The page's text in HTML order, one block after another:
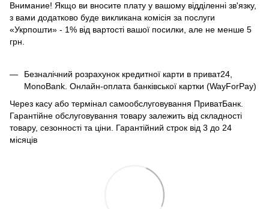
Внимание! Якщо ви вносите плату у вашому відділенні зв'язку,
з вами додатково буде викликана комісія за послуги
«Укрпошти» - 1% від вартості вашої посилки, але не менше 5
грн.
Безналічний розрахунок кредитної карти в приват24,
MonoBank. Онлайн-оплата банківської картки (WayForPay)
Через касу або термінал самообслуговування ПриватБанк.
Гарантійне обслуговування товару залежить від складності
товару, сезонності та ціни. Гарантійний строк від 3 до 24
місяців